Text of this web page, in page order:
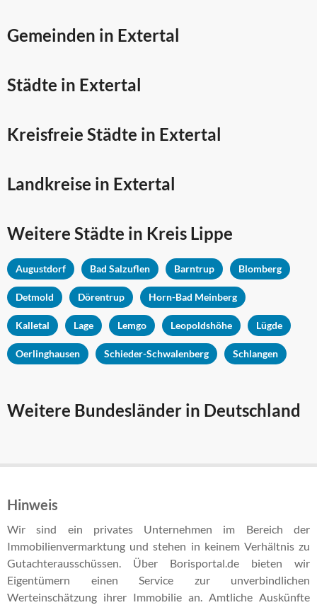
Gemeinden in Extertal
Städte in Extertal
Kreisfreie Städte in Extertal
Landkreise in Extertal
Weitere Städte in Kreis Lippe
Augustdorf Bad Salzuflen Barntrup Blomberg
Detmold Dörentrup Horn-Bad Meinberg
Kalletal Lage Lemgo Leopoldshöhe Lügde
Oerlinghausen Schieder-Schwalenberg Schlangen
Weitere Bundesländer in Deutschland
Hinweis
Wir sind ein privates Unternehmen im Bereich der
Immobilienvermarktung und stehen in keinem Verhältnis zu
Gutachterausschüssen. Über Borisportal.de bieten wir
Eigentümern einen Service zur unverbindlichen
Werteinschätzung ihrer Immobilie an. Amtliche Auskünfte